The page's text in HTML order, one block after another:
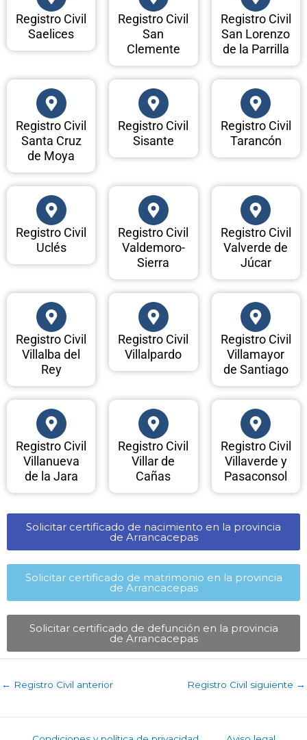
Registro Civil
Saelices
Registro Civil
San
Clemente
Registro Civil
San Lorenzo
de la Parrilla
Registro Civil
Santa Cruz
de Moya
Registro Civil
Sisante
Registro Civil
Tarancón
Registro Civil
Uclés
Registro Civil
Valdemoro-
Sierra
Registro Civil
Valverde de
Júcar
Registro Civil
Villalba del
Rey
Registro Civil
Villalpardo
Registro Civil
Villamayor
de Santiago
Registro Civil
Villanueva
de la Jara
Registro Civil
Villar de
Cañas
Registro Civil
Villaverde y
Pasaconsol
Solicitar certificado de nacimiento en la provincia
de Arrancacepas​
Solicitar certificado de matrimonio en la provincia
de Arrancacepas​
Solicitar certificado de defunción en la provincia
de Arrancacepas​
← Registro Civil anterior Registro Civil siguiente →